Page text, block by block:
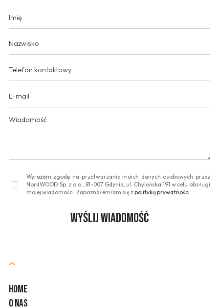
Wyrażam zgodę na przetwarzanie moich danych osobowych przez
NordWOOD Sp. z o.o., 81-007 Gdynia, ul. Chylońska 191 w celu obsługi
mojej wiadomości. Zapoznałem/am się zpolityką prywatności.
HOME
O NAS